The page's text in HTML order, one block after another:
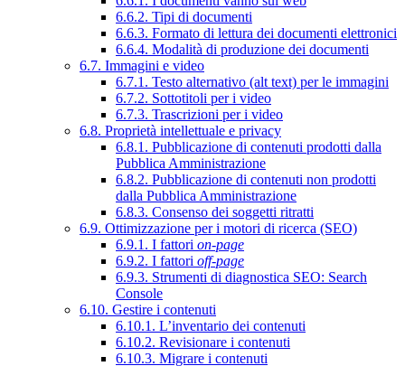
6.6.2. Tipi di documenti
6.6.3. Formato di lettura dei documenti elettronici
6.6.4. Modalità di produzione dei documenti
6.7. Immagini e video
6.7.1. Testo alternativo (alt text) per le immagini
6.7.2. Sottotitoli per i video
6.7.3. Trascrizioni per i video
6.8. Proprietà intellettuale e privacy
6.8.1. Pubblicazione di contenuti prodotti dalla
Pubblica Amministrazione
6.8.2. Pubblicazione di contenuti non prodotti
dalla Pubblica Amministrazione
6.8.3. Consenso dei soggetti ritratti
6.9. Ottimizzazione per i motori di ricerca (SEO)
6.9.1. I fattori on-page
6.9.2. I fattori off-page
6.9.3. Strumenti di diagnostica SEO: Search
Console
6.10. Gestire i contenuti
6.10.1. L’inventario dei contenuti
6.10.2. Revisionare i contenuti
6.10.3. Migrare i contenuti